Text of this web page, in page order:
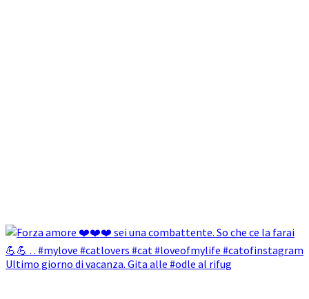
Ultimo giorno di vacanza. Gita alle #odle al rifug